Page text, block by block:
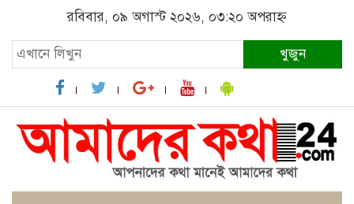
রবিবার, ০৯ অগাস্ট ২০২৬, ০৩:২০ অপরাহ্ন
খুজুন